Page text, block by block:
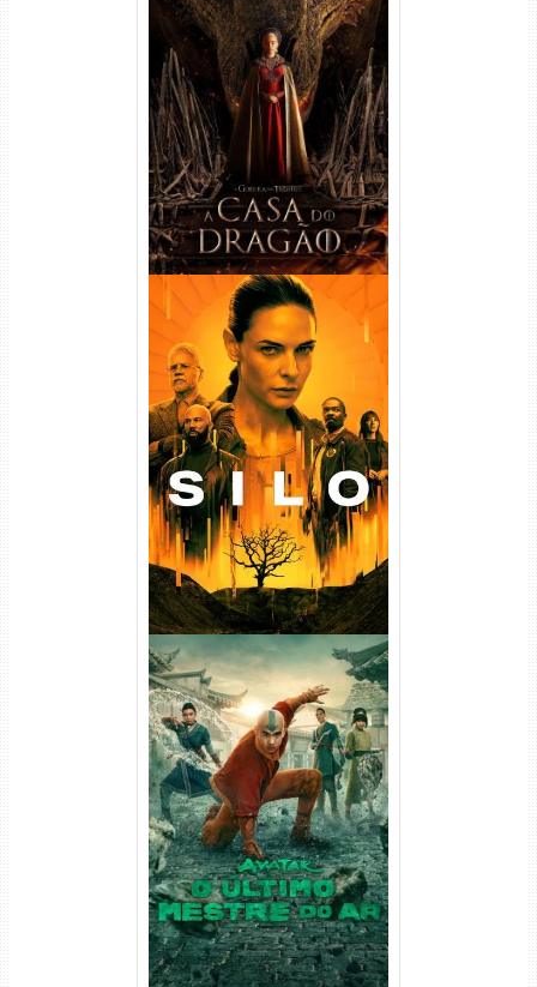
A Casa do Dragão 1ª
Temporada Torrent (2022)
WEB-DL 720p/1080p Dual
Áudio
Silo 1ª Temporada Torrent
(2023) WEB-DL
720p/1080p/4K Dual Áudio
Avatar: O Último Mestre do
Ar 2ª Temporada Torrent
(2026) WEB-DL 1080p Dual
Áudio